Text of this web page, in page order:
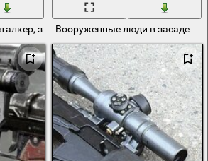
зов Припяти
Вооруженные люди в засаде